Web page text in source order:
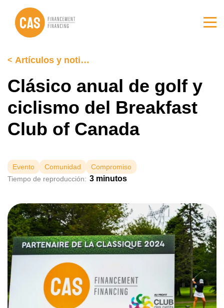
al
contenido
principal
al
pie
Artículos y noticias
Clásico anual de golf y
ciclismo del Breakfast
Club of Canada
Evento Comunidad
Compromiso
Tiempo de reproducción: 3 minutos